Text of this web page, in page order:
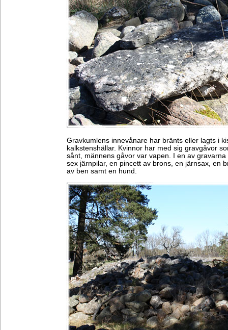
Gravkumlens innevånare har bränts eller lagts i
kalkstenshällar. Kvinnor har med sig gravgåvor
sånt, männens gåvor var vapen. I en av
sex järnpilar, en pincett av brons, en järnsax, en
av ben samt en hund.